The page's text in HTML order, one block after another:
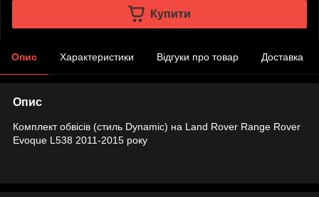
Купити
Опис Характеристики Відгуки про товар Доставка
Опис
Комплект обвісів (стиль Dynamic) на Land Rover Range Rover
Evoque L538 2011-2015 року